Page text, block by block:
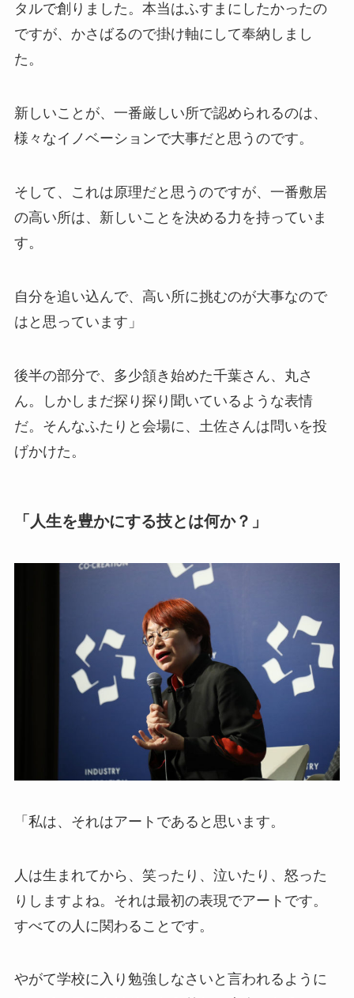
タルで創りました。本当はふすまにしたかったの
ですが、かさばるので掛け軸にして奉納しまし
た。
新しいことが、一番厳しい所で認められるのは、
様々なイノベーションで大事だと思うのです。
そして、これは原理だと思うのですが、一番敷居
の高い所は、新しいことを決める力を持っていま
す。
自分を追い込んで、高い所に挑むのが大事なので
はと思っています」
後半の部分で、多少頷き始めた千葉さん、丸さ
ん。しかしまだ探り探り聞いているような表情
だ。そんなふたりと会場に、土佐さんは問いを投
げかけた。
「人生を豊かにする技とは何か？」
「私は、それはアートであると思います。
人は生まれてから、笑ったり、泣いたり、怒った
りしますよね。それは最初の表現でアートです。
すべての人に関わることです。
やがて学校に入り勉強しなさいと言われるように